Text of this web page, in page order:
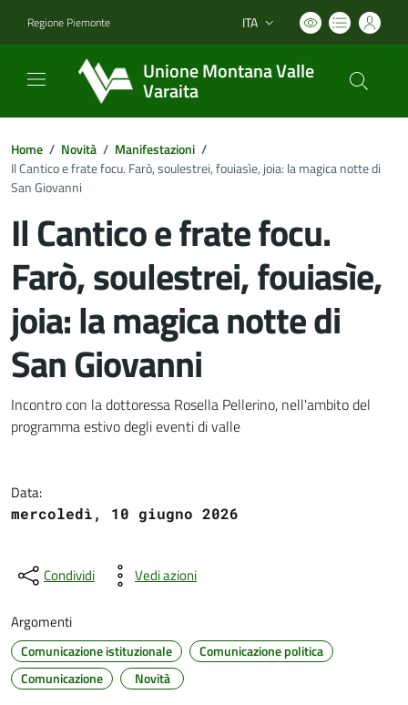
Regione Piemonte Lingua attiva:
ITA
Unione Montana Valle
Varaita
Home / Novità / Manifestazioni /
Il Cantico e frate focu. Farò, soulestrei, fouiasìe, joia: la magica notte di
San Giovanni
Il Cantico e frate focu.
Farò, soulestrei, fouiasìe,
joia: la magica notte di
San Giovanni
Dettagli del documento
Incontro con la dottoressa Rosella Pellerino, nell'ambito del
programma estivo degli eventi di valle
Data:
mercoledì, 10 giugno 2026
Condividi Vedi azioni
Argomenti
Comunicazione istituzionale
Comunicazione politica
Comunicazione
Novità